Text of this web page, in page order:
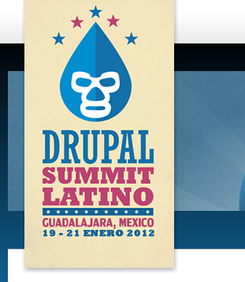
DRUPAL
SUMMIT
LATINO,
GUADALAJARA
2012